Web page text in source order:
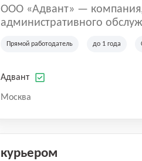
ООО «Адвант» — компания,
административного
юридических лиц и
Прямой работодатель до 1 года
Адвант
Москва
курьером